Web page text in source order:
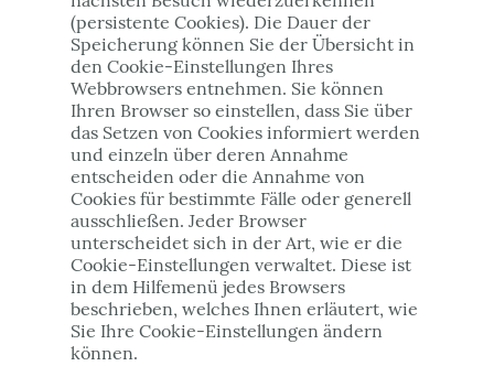
(persistente Cookies). Die Dauer der
Speicherung können Sie der Übersicht in
den Cookie-Einstellungen Ihres
Webbrowsers entnehmen. Sie können
Ihren Browser so einstellen, dass Sie über
das Setzen von Cookies informiert werden
und einzeln über deren Annahme
entscheiden oder die Annahme von
Cookies für bestimmte Fälle oder generell
ausschließen. Jeder Browser
unterscheidet sich in der Art, wie er die
Cookie-Einstellungen verwaltet. Diese ist
in dem Hilfemenü jedes Browsers
beschrieben, welches Ihnen erläutert, wie
Sie Ihre Cookie-Einstellungen ändern
können.